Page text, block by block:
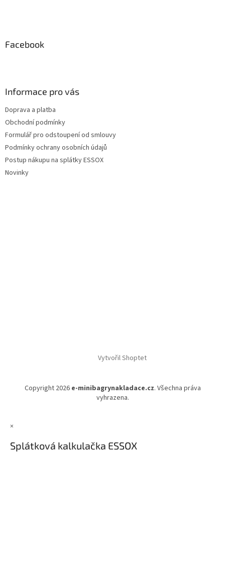
Facebook
Informace pro vás
Doprava a platba
Obchodní podmínky
Formulář pro odstoupení od smlouvy
Podmínky ochrany osobních údajů
Postup nákupu na splátky ESSOX
Novinky
Vytvořil Shoptet
Copyright 2026 e-minibagrynakladace.cz. Všechna práva
vyhrazena.
×
Splátková kalkulačka ESSOX